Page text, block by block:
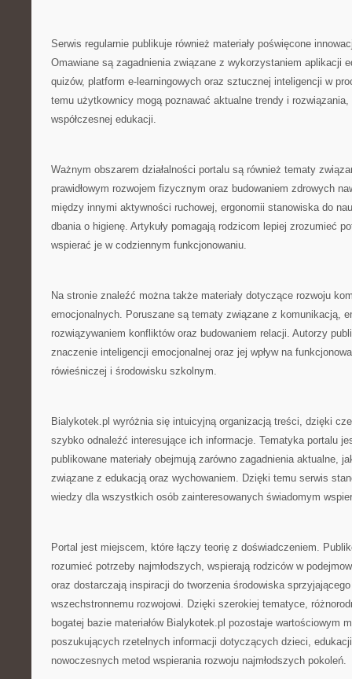
Serwis regularnie publikuje również materiały poświęcone
Omawiane są zagadnienia związane z wykorzystaniem aplikacji
quizów, platform e-learningowych oraz sztucznej inteligencji w
temu użytkownicy mogą poznawać aktualne trendy i rozwiązania,
współczesnej edukacji.
Ważnym obszarem działalności portalu są również tematy
prawidłowym rozwojem fizycznym oraz budowaniem zdrowych
między innymi aktywności ruchowej, ergonomii stanowiska do
dbania o higienę. Artykuły pomagają rodzicom lepiej zrozumieć
wspierać je w codziennym funkcjonowaniu.
Na stronie znaleźć można także materiały dotyczące rozwoju
emocjonalnych. Poruszane są tematy związane z komunikacją,
rozwiązywaniem konfliktów oraz budowaniem relacji. Autorzy
znaczenie inteligencji emocjonalnej oraz jej wpływ na
rówieśniczej i środowisku szkolnym.
Bialykotek.pl wyróżnia się intuicyjną organizacją treści, dzięki
szybko odnaleźć interesujące ich informacje. Tematyka portalu
publikowane materiały obejmują zarówno zagadnienia aktualne,
związane z edukacją oraz wychowaniem. Dzięki temu serwis
wiedzy dla wszystkich osób zainteresowanych świadomym
Portal jest miejscem, które łączy teorię z doświadczeniem.
rozumieć potrzeby najmłodszych, wspierają rodziców w
oraz dostarczają inspiracji do tworzenia środowiska
wszechstronnemu rozwojowi. Dzięki szerokiej tematyce,
bogatej bazie materiałów Bialykotek.pl pozostaje wartościowym
poszukujących rzetelnych informacji dotyczących dzieci,
nowoczesnych metod wspierania rozwoju najmłodszych pokoleń.